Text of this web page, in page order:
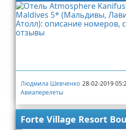
Людмила Шевченко 28-02-2019
Авиаперелеты
Forte Village Resort